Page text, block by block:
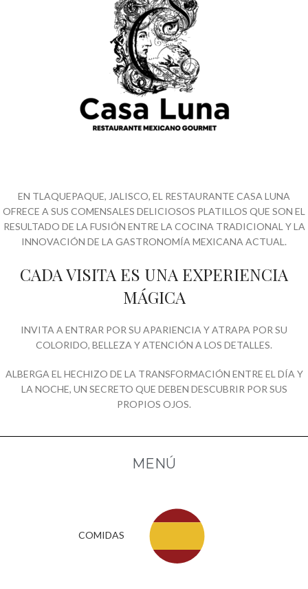
EN TLAQUEPAQUE, JALISCO, EL RESTAURANTE CASA LUNA
OFRECE A SUS COMENSALES DELICIOSOS PLATILLOS QUE SON EL
RESULTADO DE LA FUSIÓN ENTRE LA COCINA TRADICIONAL Y LA
INNOVACIÓN DE LA GASTRONOMÍA MEXICANA ACTUAL.
CADA VISITA ES UNA EXPERIENCIA
MÁGICA
INVITA A ENTRAR POR SU APARIENCIA Y ATRAPA POR SU
COLORIDO, BELLEZA Y ATENCIÓN A LOS DETALLES.
ALBERGA EL HECHIZO DE LA TRANSFORMACIÓN ENTRE EL DÍA Y
LA NOCHE, UN SECRETO QUE DEBEN DESCUBRIR POR SUS
PROPIOS OJOS.
MENÚ
COMIDAS